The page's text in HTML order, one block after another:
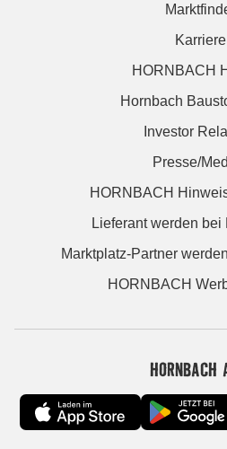
Karriere
HORNBACH
Hornbach
Investor
Presse/
HORNBACH
Lieferant werden bei
Marktplatz-Partner
HORNBACH
HORNBACH